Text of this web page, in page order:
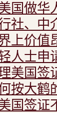
国做华
社、中
上价值
人士申
美国签
按大鹤
国签证